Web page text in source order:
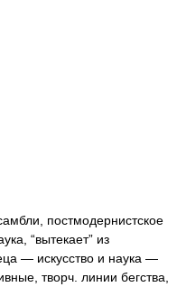
постмодернистское
“вытекает” из
— искусство и наука —
творч. линии бегства,